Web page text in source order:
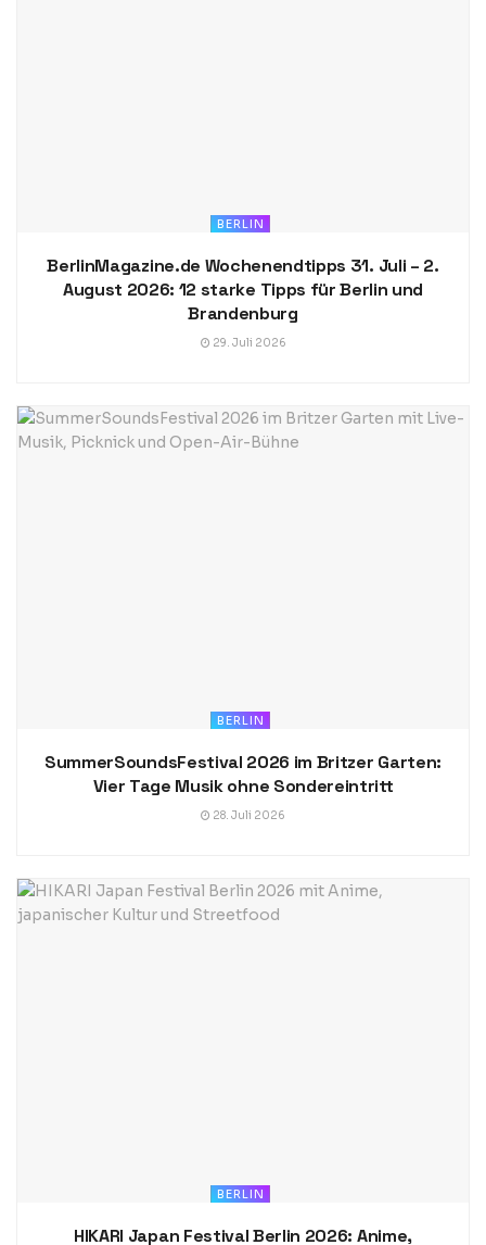
BERLIN
BerlinMagazine.de Wochenendtipps 31. Juli – 2.
August 2026: 12 starke Tipps für Berlin und
Brandenburg
29. Juli 2026
BERLIN
SummerSoundsFestival 2026 im Britzer Garten:
Vier Tage Musik ohne Sondereintritt
28. Juli 2026
BERLIN
HIKARI Japan Festival Berlin 2026: Anime,